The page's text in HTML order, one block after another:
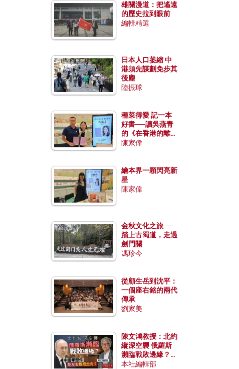
雄關漫道：把遙遠
的歷史拉到眼前
編輯精選
日本人口萎縮 中
港須先謀劃免步其
後塵
陸振球
種菜得愛 記一本
好書──讀吳燕青
的《在香港的離島
種菜》
陳家偉
繪本界一顆閃亮新
星
陳家偉
金秋文化之旅──
踏上古蜀道，走過
劍門關
馮珍今
從顧生岳到沈平：
一個座右銘的兩代
傳承
劉家美
陳文鴻教授：北約
縱深空襲 俄羅斯
瀕臨戰敗邊緣？中
國零部件能左右戰
本社編輯部